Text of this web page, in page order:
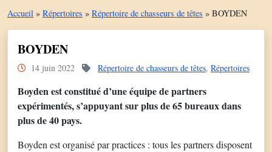
Accueil » Répertoires » Répertoire de chasseurs de têtes » BOYDEN
BOYDEN
14 juin 2022 Répertoire de chasseurs de têtes, Répertoires
Boyden est constitué d’une équipe de partners
expérimentés, s’appuyant sur plus de 65 bureaux dans
plus de 40 pays.
Boyden est organisé par practices : tous les partners disposent